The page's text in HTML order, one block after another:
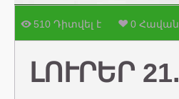
510 Դիտվել է 0
ԼՈՒՐԵՐ